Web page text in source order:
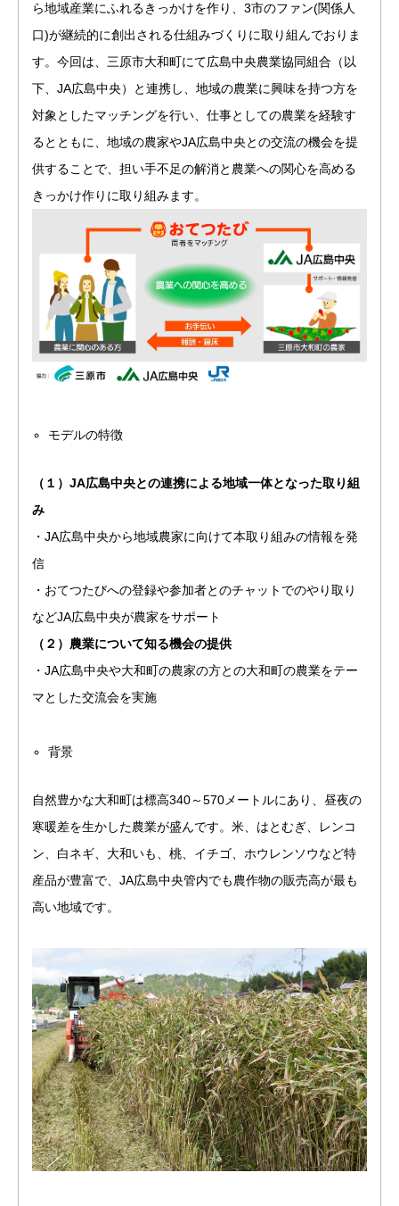
ら地域産業にふれるきっかけを作り、3市のファン(関係人
口)が継続的に創出される仕組みづくりに取り組んでおりま
す。今回は、三原市大和町にて広島中央農業協同組合（以
下、JA広島中央）と連携し、地域の農業に興味を持つ方を
対象としたマッチングを行い、仕事としての農業を経験す
るとともに、地域の農家やJA広島中央との交流の機会を提
供することで、担い手不足の解消と農業への関心を高める
きっかけ作りに取り組みます。
モデルの特徴
（１）JA広島中央との連携による地域一体となった取り組
み
・JA広島中央から地域農家に向けて本取り組みの情報を発
信
・おてつたびへの登録や参加者とのチャットでのやり取り
などJA広島中央が農家をサポート
（２）農業について知る機会の提供
・JA広島中央や大和町の農家の方との大和町の農業をテー
マとした交流会を実施
背景
自然豊かな大和町は標高340～570メートルにあり、昼夜の
寒暖差を生かした農業が盛んです。米、はとむぎ、レンコ
ン、白ネギ、大和いも、桃、イチゴ、ホウレンソウなど特
産品が豊富で、JA広島中央管内でも農作物の販売高が最も
高い地域です。